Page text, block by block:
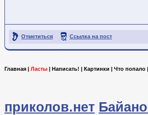
Отметиться Ссылка на пост
Главная | Ласты | Написать! | Картинки | Что попало |
приколов.нет